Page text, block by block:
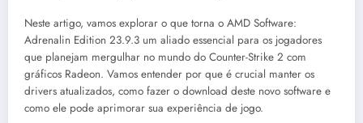
Neste artigo, vamos explorar o que torna o AMD Software:
Adrenalin Edition 23.9.3 um aliado essencial para os jogadores
que planejam mergulhar no mundo do Counter-Strike 2 com
gráficos Radeon. Vamos entender por que é crucial manter os
drivers atualizados, como fazer o download deste novo software e
como ele pode aprimorar sua experiência de jogo.